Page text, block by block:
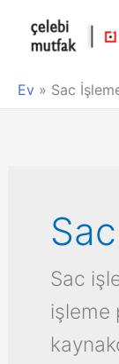
Ev » Sac
Sac
işleme